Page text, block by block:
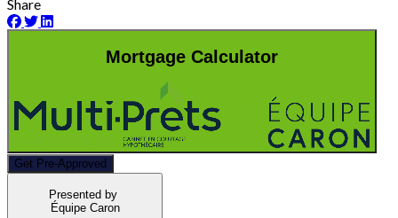
Share
Mortgage Calculator
Get Pre-Approved
Presented by
Équipe Caron